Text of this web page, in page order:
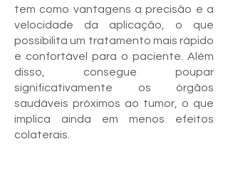
tem como vantagens a precisão e a
velocidade da aplicação, o que
possibilita um tratamento mais rápido
e confortável para o paciente. Além
disso, consegue poupar
significativamente os órgãos
saudáveis próximos ao tumor, o que
implica ainda em menos efeitos
colaterais.